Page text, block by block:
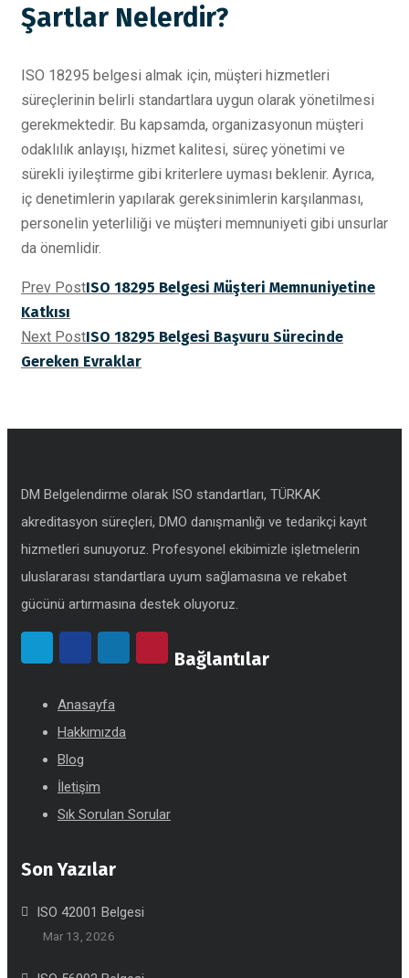
Şartlar Nelerdir?
ISO 18295 belgesi almak için, müşteri hizmetleri
süreçlerinin belirli standartlara uygun olarak yönetilmesi
gerekmektedir. Bu kapsamda, organizasyonun müşteri
odaklılık anlayışı, hizmet kalitesi, süreç yönetimi ve
sürekli iyileştirme gibi kriterlere uyması beklenir. Ayrıca,
iç denetimlerin yapılarak gereksinimlerin karşılanması,
personelin yeterliliği ve müşteri memnuniyeti gibi unsurlar
da önemlidir.
Prev PostISO 18295 Belgesi Müşteri Memnuniyetine
Katkısı
Next PostISO 18295 Belgesi Başvuru Sürecinde
Gereken Evraklar
DM Belgelendirme olarak ISO standartları, TÜRKAK
akreditasyon süreçleri, DMO danışmanlığı ve tedarikçi kayıt
hizmetleri sunuyoruz. Profesyonel ekibimizle işletmelerin
uluslararası standartlara uyum sağlamasına ve rekabet
gücünü artırmasına destek oluyoruz.
Bağlantılar
Anasayfa
Hakkımızda
Blog
İletişim
Sık Sorulan Sorular
Son Yazılar
ISO 42001 Belgesi
Mar 13, 2026